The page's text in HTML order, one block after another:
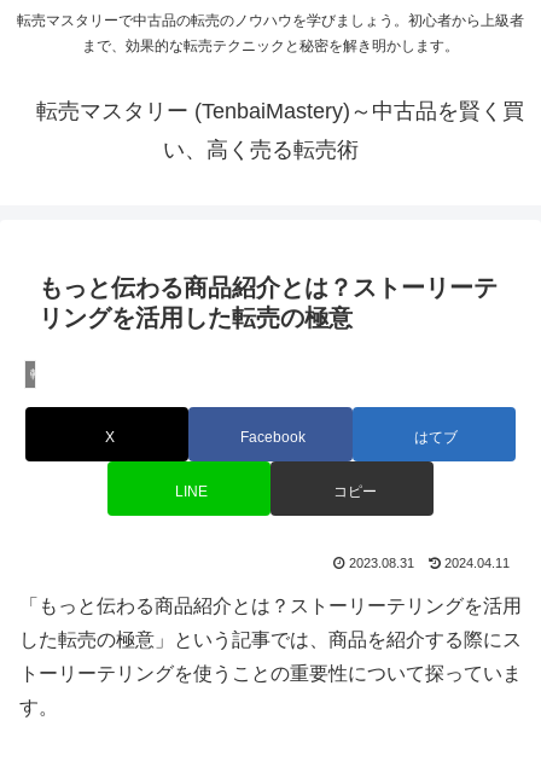
転売マスタリーで中古品の転売のノウハウを学びましょう。初心者から上級者
まで、効果的な転売テクニックと秘密を解き明かします。
転売マスタリー (TenbaiMastery)～中古品を賢く買
い、高く売る転売術
もっと伝わる商品紹介とは？ストーリーテ
リングを活用した転売の極意
転売に必要なマーケティング知識
X Facebook はてブ
LINE コピー
2023.08.31 2024.04.11
「もっと伝わる商品紹介とは？ストーリーテリングを活用
した転売の極意」という記事では、商品を紹介する際にス
トーリーテリングを使うことの重要性について探っていま
す。